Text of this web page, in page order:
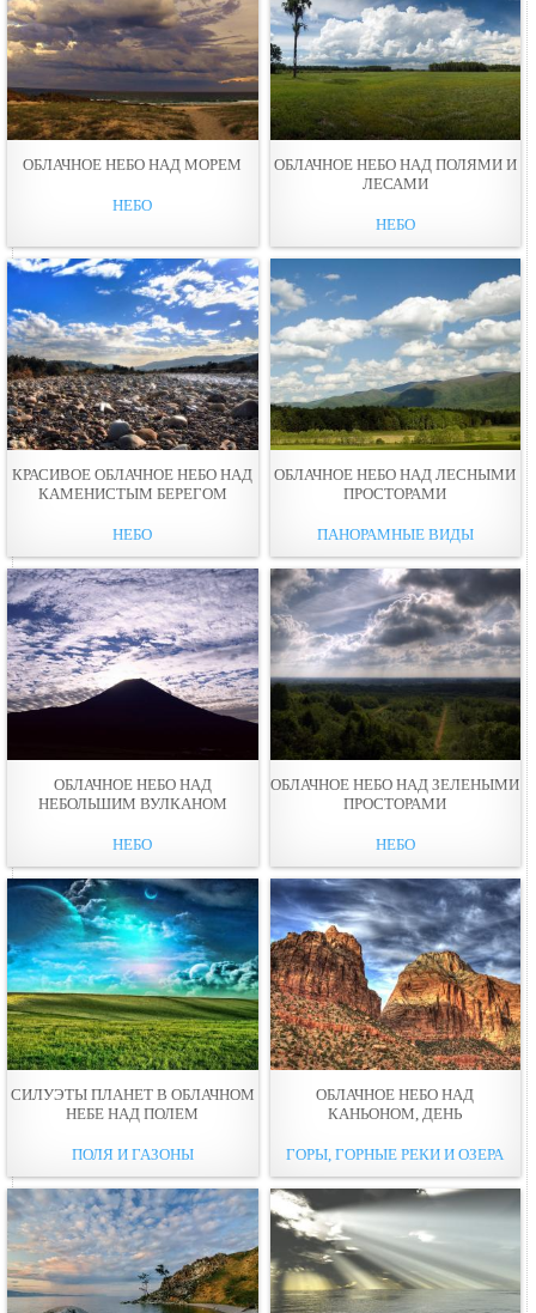
ОБЛАЧНОЕ НЕБО НАД МОРЕМ
НЕБО
ОБЛАЧНОЕ НЕБО НАД ПОЛЯМИ И
ЛЕСАМИ
НЕБО
КРАСИВОЕ ОБЛАЧНОЕ НЕБО НАД
КАМЕНИСТЫМ БЕРЕГОМ
НЕБО
ОБЛАЧНОЕ НЕБО НАД ЛЕСНЫМИ
ПРОСТОРАМИ
ПАНОРАМНЫЕ ВИДЫ
ОБЛАЧНОЕ НЕБО НАД
НЕБОЛЬШИМ ВУЛКАНОМ
НЕБО
ОБЛАЧНОЕ НЕБО НАД ЗЕЛЕНЫМИ
ПРОСТОРАМИ
НЕБО
СИЛУЭТЫ ПЛАНЕТ В ОБЛАЧНОМ
НЕБЕ НАД ПОЛЕМ
ПОЛЯ И ГАЗОНЫ
ОБЛАЧНОЕ НЕБО НАД
КАНЬОНОМ, ДЕНЬ
ГОРЫ, ГОРНЫЕ РЕКИ И ОЗЕРА